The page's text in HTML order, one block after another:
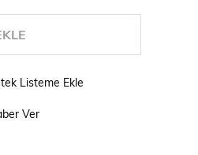
Listeme Ekle
Ver